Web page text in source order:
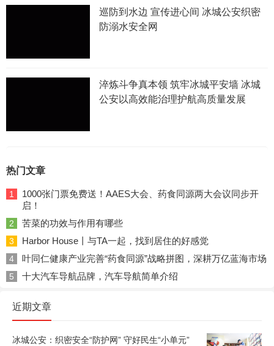
巡防到水边 宣传进心间 冰城公安织密
防溺水安全网
淬炼斗争真本领 筑牢冰城平安墙 冰城
公安以高效能治理护航高质量发展
热门文章
1
1000张门票免费送！AAES大会、药食同源两大会议同步开
启！
2 苦菜的功效与作用有哪些
3 Harbor House丨与TA一起，找到居住的好感觉
4 叶同仁健康产业完善“药食同源”战略拼图，深耕万亿蓝海市场
5 十大汽车导航品牌，汽车导航简单介绍
近期文章
冰城公安：织密安全“防护网” 守好民生“小单元”